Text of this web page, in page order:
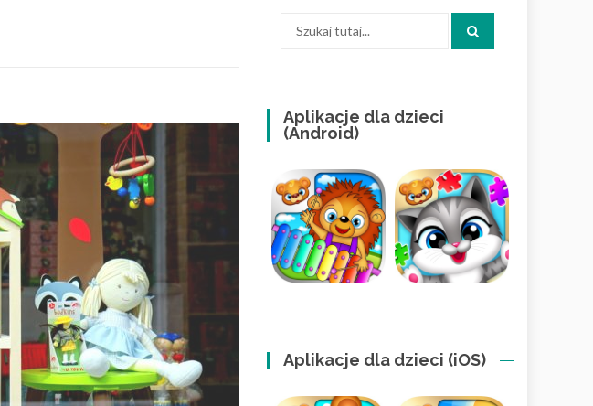
Aplikacje dla dzieci
(Android)
Aplikacje dla dzieci (iOS)